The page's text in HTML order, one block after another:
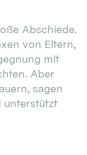
Abschiede.
von Eltern,
mit
Aber
sagen
unterstützt